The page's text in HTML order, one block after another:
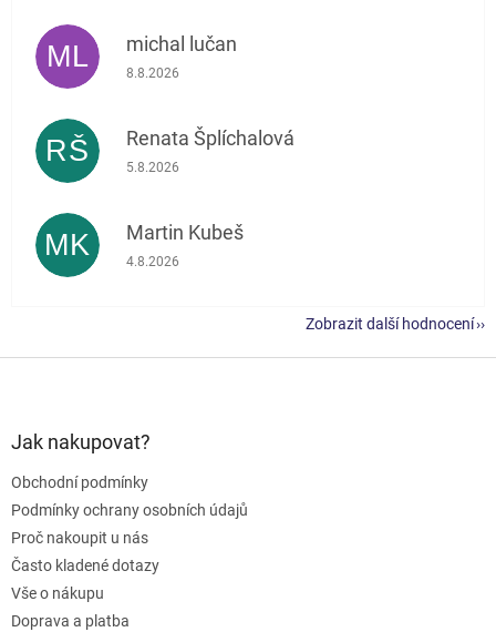
ML michal lučan
Hodnocení obchodu je 5 z 5 hvězdiček.
8.8.2026
RŠ Renata Šplíchalová
Hodnocení obchodu je 5 z 5 hvězdiček.
5.8.2026
MK Martin Kubeš
Hodnocení obchodu je 5 z 5 hvězdiček.
4.8.2026
Zobrazit další hodnocení
Jak nakupovat?
Obchodní podmínky
Podmínky ochrany osobních údajů
Proč nakoupit u nás
Často kladené dotazy
Vše o nákupu
Doprava a platba